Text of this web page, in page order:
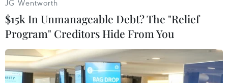
JG Wentworth
$15k In Unmanageable Debt? The "Relief
Program" Creditors Hide From You